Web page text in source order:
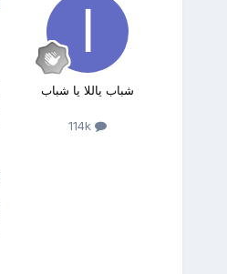
شباب ياللا يا شباب
114k